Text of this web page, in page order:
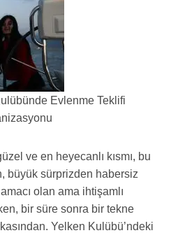
Evlenme Teklifi
ve en heyecanlı kısmı, bu
büyük sürprizden habersiz
olan ama ihtişamlı
bir süre sonra bir tekne
Yelken Kulübü’ndeki